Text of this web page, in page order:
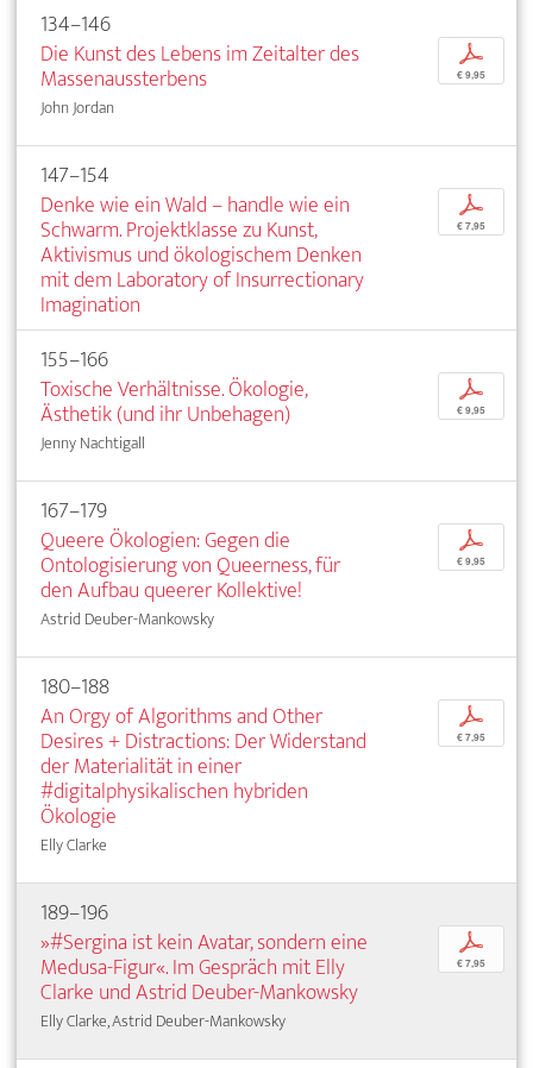
134–146
Die Kunst des Lebens im Zeitalter des
Massenaussterbens
John Jordan
p
€ 9,95
147–154
Denke wie ein Wald – handle wie ein
Schwarm. Projektklasse zu Kunst,
Aktivismus und ökologischem Denken
mit dem Laboratory of Insurrectionary
Imagination
p
€ 7,95
155–166
Toxische Verhältnisse. Ökologie,
Ästhetik (und ihr Unbehagen)
Jenny Nachtigall
p
€ 9,95
167–179
Queere Ökologien: Gegen die
Ontologisierung von Queerness, für
den Aufbau queerer Kollektive!
Astrid Deuber-Mankowsky
p
€ 9,95
180–188
An Orgy of Algorithms and Other
Desires + Distractions: Der Widerstand
der Materialität in einer
#digitalphysikalischen hybriden
Ökologie
Elly Clarke
p
€ 7,95
189–196
»#Sergina ist kein Avatar, sondern eine
Medusa-Figur«. Im Gespräch mit Elly
Clarke und Astrid Deuber-Mankowsky
Elly Clarke, Astrid Deuber-Mankowsky
p
€ 7,95